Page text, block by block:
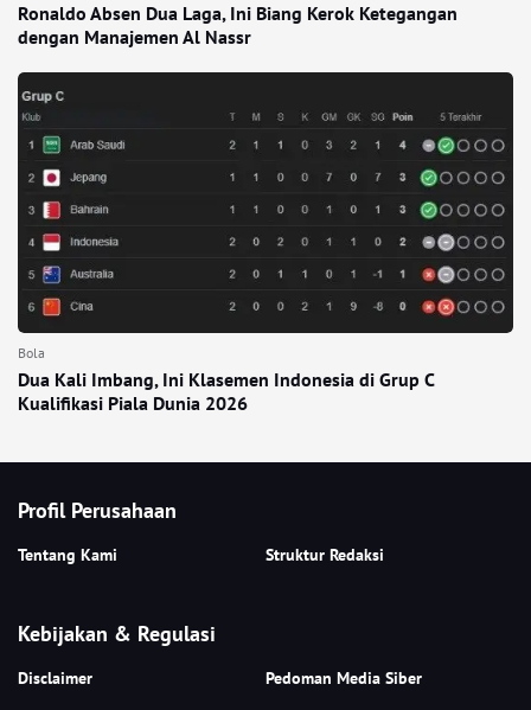
Ronaldo Absen Dua Laga, Ini Biang Kerok Ketegangan
dengan Manajemen Al Nassr
Bola
Dua Kali Imbang, Ini Klasemen Indonesia di Grup C
Kualifikasi Piala Dunia 2026
Profil Perusahaan
Tentang Kami Struktur Redaksi
Kebijakan & Regulasi
Disclaimer
Pedoman Media Siber